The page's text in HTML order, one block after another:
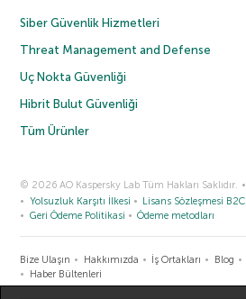
Siber Güvenlik Hizmetleri
Threat Management and Defense
Uç Nokta Güvenliği
Hibrit Bulut Güvenliği
Tüm Ürünler
© 2026 AO Kaspersky Lab Tüm Hakları Saklıdır.
Yolsuzluk Karşıtı İlkesi
Lisans Sözleşmesi B2C
Geri Ödeme Politikasi
Ödeme metodları
Bize Ulaşın Hakkımızda İş Ortakları Blog
Haber Bültenleri